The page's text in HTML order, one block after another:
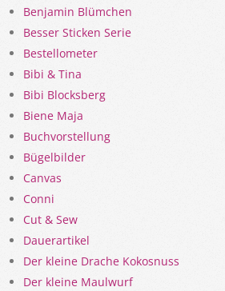
Benjamin Blümchen
Besser Sticken Serie
Bestellometer
Bibi & Tina
Bibi Blocksberg
Biene Maja
Buchvorstellung
Bügelbilder
Canvas
Conni
Cut & Sew
Dauerartikel
Der kleine Drache Kokosnuss
Der kleine Maulwurf